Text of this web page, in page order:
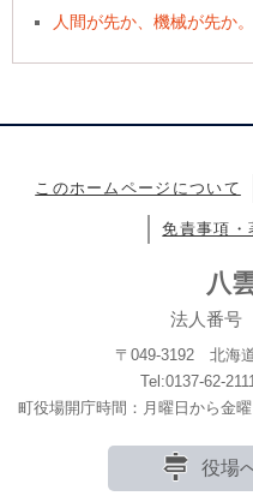
人間が先か、機械が先か。
このホームページについて
免責事項・
八
法人番号
〒049-3192 北海
Tel:0137-62-
町役場開庁時間：月曜日から金
役場